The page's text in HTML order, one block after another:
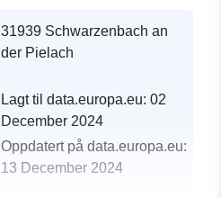
31939 Schwarzenbach an
der Pielach
Lagt til data.europa.eu: 02
December 2024
Oppdatert på data.europa.eu:
13 December 2024